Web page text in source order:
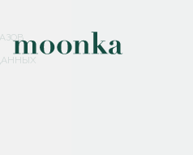
Соглашаюсь с